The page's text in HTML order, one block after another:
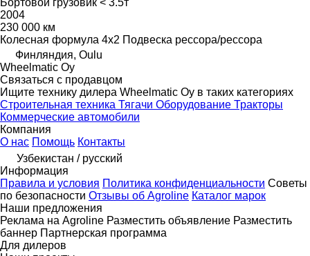
Бортовой грузовик < 3.5т
2004
230 000 км
Колесная формула 4x2 Подвеска рессора/рессора
Финляндия, Oulu
Wheelmatic Oy
Связаться с продавцом
Ищите технику дилера Wheelmatic Oy в таких категориях
Строительная техника Тягачи Оборудование Тракторы
Коммерческие автомобили
Компания
О нас Помощь Контакты
Узбекистан / русский
Информация
Правила и условия Политика конфиденциальности Советы
по безопасности Отзывы об Agroline Каталог марок
Наши предложения
Реклама на Agroline Разместить объявление Разместить
баннер Партнерская программа
Для дилеров